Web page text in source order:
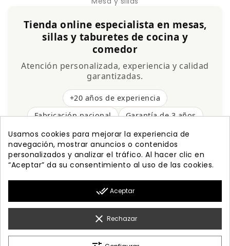
Tienda online especialista en mesas,
sillas y taburetes de cocina y
comedor
Atención personalizada, experiencia y calidad
garantizadas.
+20 años de experiencia
Fabricación nacional
Garantía de 3 años
Envío gratis
PRODUCTOS 

INFORMACIÓN 
Usamos cookies para mejorar la experiencia de
navegación, mostrar anuncios o contenidos
personalizados y analizar el tráfico. Al hacer clic en
“Aceptar” da su consentimiento al uso de las cookies.
done_all Aceptar
clear Rechazar